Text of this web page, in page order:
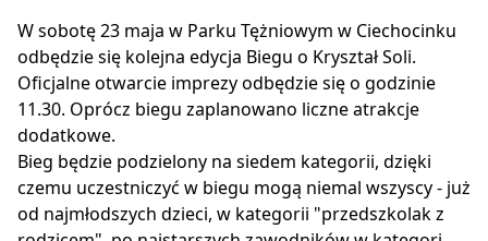
W sobotę 23 maja w Parku Tężniowym w Ciechocinku
odbędzie się kolejna edycja Biegu o Kryształ Soli.
Oficjalne otwarcie imprezy odbędzie się o godzinie
11.30. Oprócz biegu zaplanowano liczne atrakcje
dodatkowe.
Bieg będzie podzielony na siedem kategorii, dzięki
czemu uczestniczyć w biegu mogą niemal wszyscy - już
od najmłodszych dzieci, w kategorii "przedszkolak z